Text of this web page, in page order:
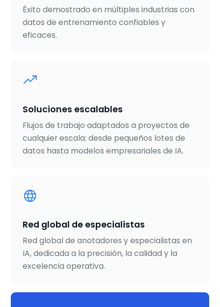
Éxito demostrado en múltiples industrias con
datos de entrenamiento confiables y
eficaces.
Soluciones escalables
Flujos de trabajo adaptados a proyectos de
cualquier escala: desde pequeños lotes de
datos hasta modelos empresariales de IA.
Red global de especialistas
Red global de anotadores y especialistas en
IA, dedicada a la precisión, la calidad y la
excelencia operativa.